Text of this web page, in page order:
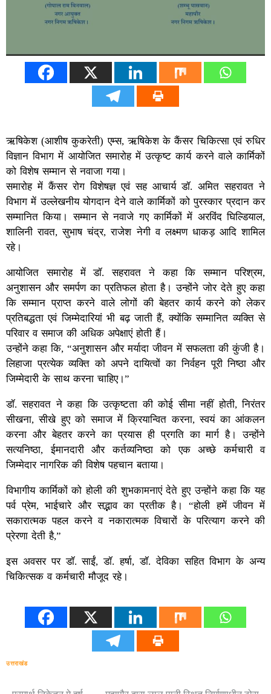
ऋषिकेश (आशीष कुकरेती) एम्स, ऋषिकेश के कैंसर चिकित्सा एवं रुधिर
विज्ञान विभाग में आयोजित समारोह में उत्कृष्ट कार्य करने वाले कार्मिकों
को विशेष सम्मान से नवाजा गया।
समारोह में कैंसर रोग विशेषज्ञ एवं सह आचार्य डॉ. अमित सहरावत ने
विभाग में उल्लेखनीय योगदान देने वाले कार्मिकों को पुरस्कार प्रदान कर
सम्मानित किया। सम्मान से नवाजे गए कार्मिकों में अरविंद घिल्डियाल,
शालिनी रावत, सुभाष चंद्र, राजेश नेगी व लक्ष्मण धाकड़ आदि शामिल
रहे।
आयोजित समारोह में डॉ. सहरावत ने कहा कि सम्मान परिश्रम,
अनुशासन और समर्पण का प्रतिफल होता है। उन्होंने जोर देते हुए कहा
कि सम्मान प्राप्त करने वाले लोगों की बेहतर कार्य करने को लेकर
प्रतिबद्धता एवं जिम्मेदारियां भी बढ़ जाती हैं, क्योंकि सम्मानित व्यक्ति से
परिवार व समाज की अधिक अपेक्षाएं होती हैं।
उन्होंने कहा कि, “अनुशासन और मर्यादा जीवन में सफलता की कुंजी है।
लिहाजा प्रत्येक व्यक्ति को अपने दायित्वों का निर्वहन पूरी निष्ठा और
जिम्मेदारी के साथ करना चाहिए।”
डॉ. सहरावत ने कहा कि उत्कृष्टता की कोई सीमा नहीं होती, निरंतर
सीखना, सीखे हुए को समाज में क्रियान्वित करना, स्वयं का आंकलन
करना और बेहतर करने का प्रयास ही प्रगति का मार्ग है। उन्होंने
सत्यनिष्ठा, ईमानदारी और कर्तव्यनिष्ठा को एक अच्छे कर्मचारी व
जिम्मेदार नागरिक की विशेष पहचान बताया।
विभागीय कार्मिकों को होली की शुभकामनाएं देते हुए उन्होंने कहा कि यह
पर्व प्रेम, भाईचारे और सद्भाव का प्रतीक है। “होली हमें जीवन में
सकारात्मक पहल करने व नकारात्मक विचारों के परित्याग करने की
प्रेरणा देती है,”
इस अवसर पर डॉ. साईं, डॉ. हर्षा, डॉ. देविका सहित विभाग के अन्य
चिकित्सक व कर्मचारी मौजूद रहे।
उत्तराखंड